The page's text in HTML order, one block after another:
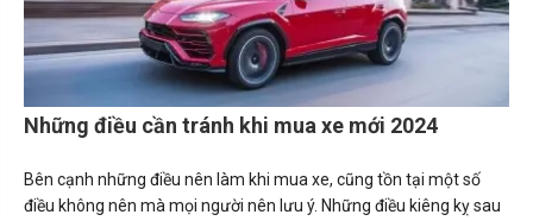
Những điều cần tránh khi mua xe mới 2024
Bên cạnh những điều nên làm khi mua xe, cũng tồn tại một số
điều không nên mà mọi người nên lưu ý. Những điều kiêng kỵ sau